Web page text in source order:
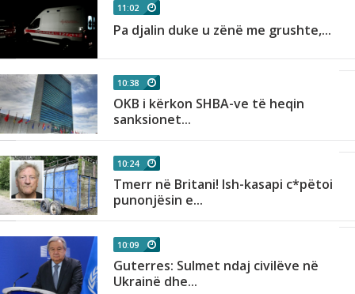
11:02
Pa djalin duke u zënë me grushte,...
10:38
OKB i kërkon SHBA-ve të heqin
sanksionet...
10:24
Tmerr në Britani! Ish-kasapi c*pëtoi
punonjësin e...
10:09
Guterres: Sulmet ndaj civilëve në
Ukrainë dhe...